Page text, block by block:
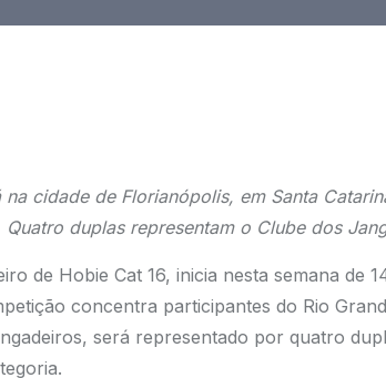
cidade de Florianópolis, em Santa
Quatro duplas representam o Clube dos
de Hobie Cat 16, inicia nesta semana de
concentra participantes do Rio
será representado por quatro